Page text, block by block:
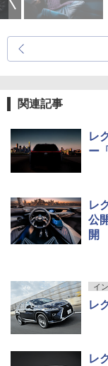
関連記事
レ
ー
レ
公
開
イ
レ
レ